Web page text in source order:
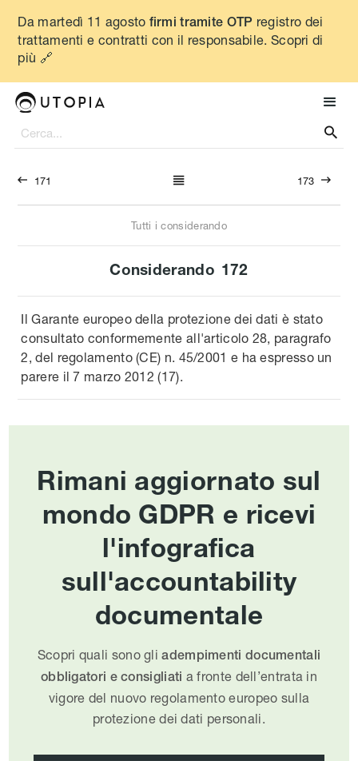
Da martedì 11 agosto firmi tramite OTP registro dei
trattamenti e contratti con il responsabile. Scopri di
più 🔗

 171  173 
Tutti i considerando
Considerando 172
Il Garante europeo della protezione dei dati è stato
consultato conformemente all'articolo 28, paragrafo
2, del regolamento (CE) n. 45/2001 e ha espresso un
parere il 7 marzo 2012 (17).
Rimani aggiornato sul
mondo GDPR e ricevi
l'infografica
sull'accountability
documentale
Scopri quali sono gliadempimenti documentali
obbligatori e consigliati a fronte dell’entrata in
vigore del nuovo regolamento europeo sulla
protezione dei dati personali.